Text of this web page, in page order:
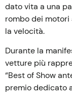
dato vita a una
rombo dei motori
la velocità.
Durante la
vetture più
“Best of Show
premio dedicato